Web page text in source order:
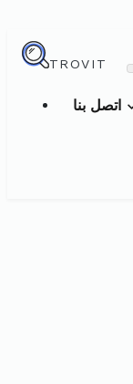
TROVIT